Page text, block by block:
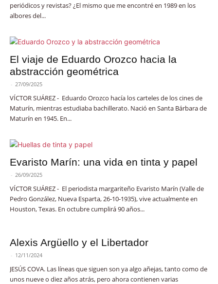
periódicos y revistas? ¿El mismo que me encontré en 1989 en los
albores del...
El viaje de Eduardo Orozco hacia la
abstracción geométrica
- 27/09/2025
VÍCTOR SUÁREZ - Eduardo Orozco hacía los carteles de los cines de
Maturín, mientras estudiaba bachillerato. Nació en Santa Bárbara de
Maturín en 1945. En...
Evaristo Marín: una vida en tinta y papel
- 26/09/2025
VÍCTOR SUÁREZ - El periodista margariteño Evaristo Marín (Valle de
Pedro González, Nueva Esparta, 26-10-1935), vive actualmente en
Houston, Texas. En octubre cumplirá 90 años...
Alexis Argüello y el Libertador
- 12/11/2024
JESÚS COVA. Las líneas que siguen son ya algo añejas, tanto como de
unos nueve o diez años atrás, pero ahora contienen varias